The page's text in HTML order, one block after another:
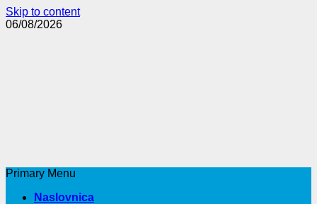
Skip to content
06/08/2026